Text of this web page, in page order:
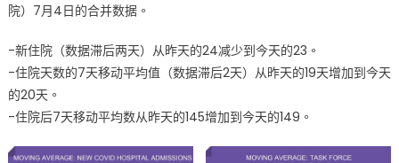
情
最
数
中
院）7月4日的合并数据。
-新住院（数据滞后两天）从昨天的24减少到今天的23。
-住院天数的7天移动平均值（数据滞后2天）从昨天的19天增加到今天
的20天。
-住院后7天移动平均数从昨天的145增加到今天的149。